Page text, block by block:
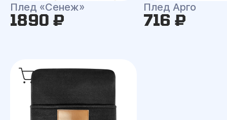
Плед «Сенеж»
1890 ₽
Плед Арго
716 ₽